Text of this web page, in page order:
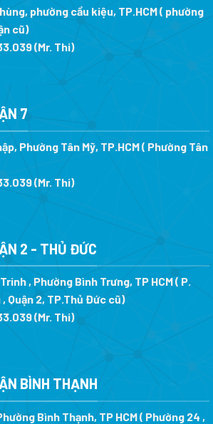
phường cầu kiệu, TP.HCM ( phường
cũ)
(Mr. Thi)
7
Phường Tân Mỹ, TP.HCM ( Phường Tân
(Mr. Thi)
2 - THỦ ĐỨC
, Phường Bình Trưng, TP HCM ( P.
Quận 2, TP.Thủ Đức cũ)
(Mr. Thi)
BÌNH THẠNH
Bình Thạnh, TP HCM ( Phường 24 ,